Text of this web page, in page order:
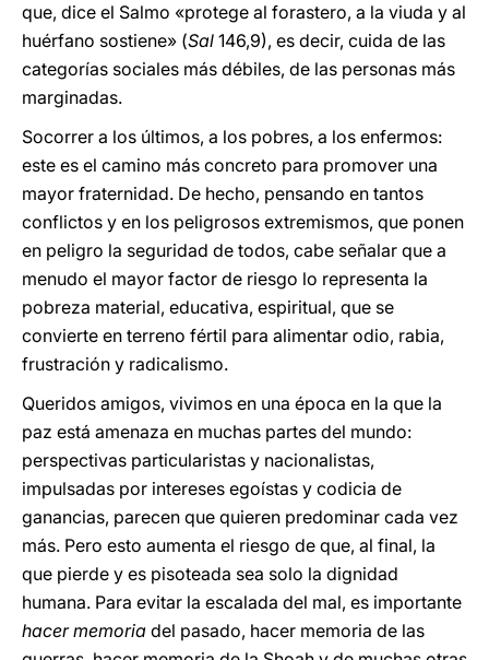
que, dice el Salmo «protege al forastero, a la viuda y al
huérfano sostiene» (Sal 146,9), es decir, cuida de las
categorías sociales más débiles, de las personas más
marginadas.
Socorrer a los últimos, a los pobres, a los enfermos:
este es el camino más concreto para promover una
mayor fraternidad. De hecho, pensando en tantos
conflictos y en los peligrosos extremismos, que ponen
en peligro la seguridad de todos, cabe señalar que a
menudo el mayor factor de riesgo lo representa la
pobreza material, educativa, espiritual, que se
convierte en terreno fértil para alimentar odio, rabia,
frustración y radicalismo.
Queridos amigos, vivimos en una época en la que la
paz está amenaza en muchas partes del mundo:
perspectivas particularistas y nacionalistas,
impulsadas por intereses egoístas y codicia de
ganancias, parecen que quieren predominar cada vez
más. Pero esto aumenta el riesgo de que, al final, la
que pierde y es pisoteada sea solo la dignidad
humana. Para evitar la escalada del mal, es importante
hacer memoria del pasado, hacer memoria de las